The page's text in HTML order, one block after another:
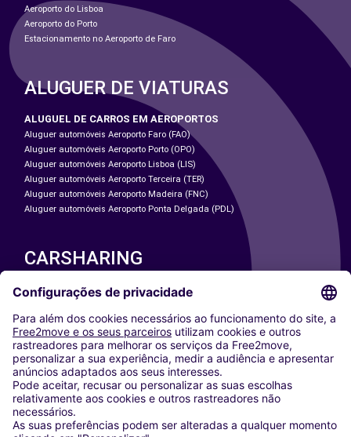
Aeroporto do Lisboa
Aeroporto do Porto
Estacionamento no Aeroporto de Faro
ALUGUER DE VIATURAS
ALUGUEL DE CARROS EM AEROPORTOS
Aluguer automóveis Aeroporto Faro (FAO)
Aluguer automóveis Aeroporto Porto (OPO)
Aluguer automóveis Aeroporto Lisboa (LIS)
Aluguer automóveis Aeroporto Terceira (TER)
Aluguer automóveis Aeroporto Madeira (FNC)
Aluguer automóveis Aeroporto Ponta Delgada (PDL)
CARSHARING
NOSSAS CIDADES
Washington DC
Milan
Rome
Turin
Vienna
Berlin
Cologne
Dusseldorf